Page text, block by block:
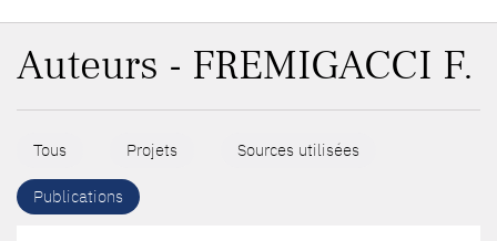
Auteurs - FREMIGACCI F.
Tous Projets Sources utilisées
Publications